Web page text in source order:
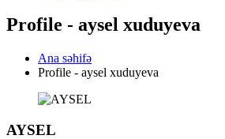
Profile - aysel xuduyeva
Ana səhifə
Profile - aysel xuduyeva
AYSEL